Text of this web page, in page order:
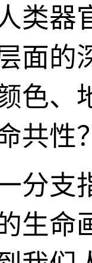
类器
面的
色、
共性
分支
生命